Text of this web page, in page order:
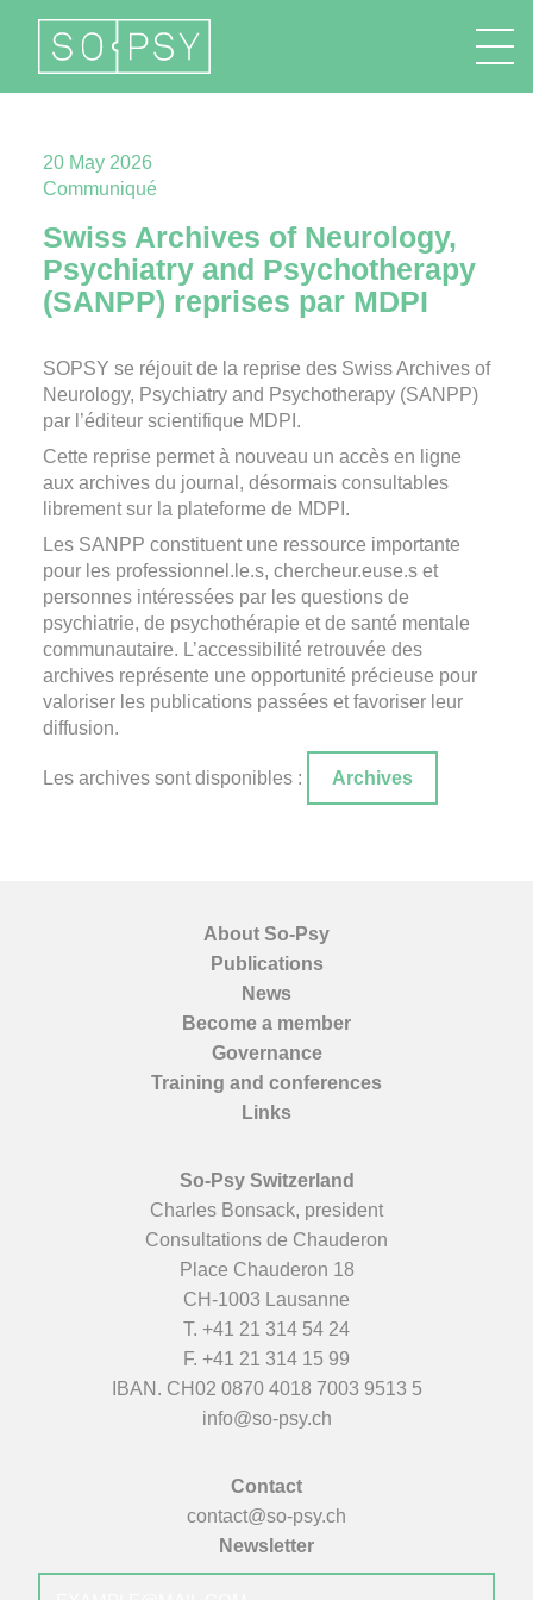
FR EN IT
20 May 2026
Communiqué
Swiss Archives of Neurology,
Psychiatry and Psychotherapy
(SANPP) reprises par MDPI
SOPSY se réjouit de la reprise des Swiss Archives of
Neurology, Psychiatry and Psychotherapy (SANPP)
par l’éditeur scientifique MDPI.
Cette reprise permet à nouveau un accès en ligne
aux archives du journal, désormais consultables
librement sur la plateforme de MDPI.
Les SANPP constituent une ressource importante
pour les professionnel.le.s, chercheur.euse.s et
personnes intéressées par les questions de
psychiatrie, de psychothérapie et de santé mentale
communautaire. L’accessibilité retrouvée des
archives représente une opportunité précieuse pour
valoriser les publications passées et favoriser leur
diffusion.
Les archives sont disponibles : Archives
About So-Psy
Publications
News
Become a member
Governance
Training and conferences
Links
So-Psy Switzerland
Charles Bonsack, president
Consultations de Chauderon
Place Chauderon 18
CH-1003 Lausanne
T. +41 21 314 54 24
F. +41 21 314 15 99
IBAN. CH02 0870 4018 7003 9513 5
info@so-psy.ch
Contact
contact@so-psy.ch
Newsletter